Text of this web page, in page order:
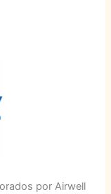
por Airwell